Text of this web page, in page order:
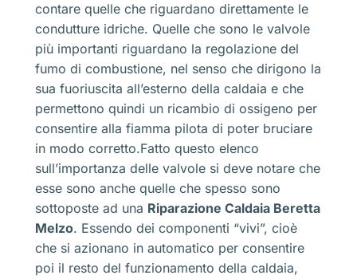
contare quelle che riguardano direttamente le
condutture idriche. Quelle che sono le valvole
più importanti riguardano la regolazione del
fumo di combustione, nel senso che dirigono la
sua fuoriuscita all’esterno della caldaia e che
permettono quindi un ricambio di ossigeno per
consentire alla fiamma pilota di poter bruciare
in modo corretto.Fatto questo elenco
sull’importanza delle valvole si deve notare che
esse sono anche quelle che spesso sono
sottoposte ad una Riparazione Caldaia Beretta
Melzo. Essendo dei componenti “vivi”, cioè
che si azionano in automatico per consentire
poi il resto del funzionamento della caldaia,